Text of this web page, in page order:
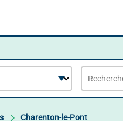
Charenton-le-Pont